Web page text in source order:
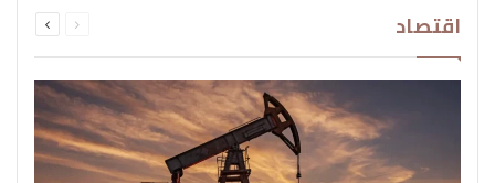
اقتصاد الصفحةالصفحة